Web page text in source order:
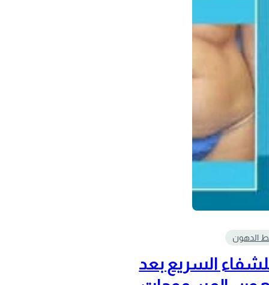
الدهون
السريع بعد